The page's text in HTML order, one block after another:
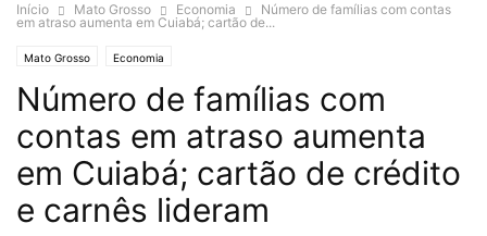
Início Mato Grosso Economia
Número de famílias com contas
em atraso aumenta em Cuiabá; cartão de...
Mato Grosso Economia
Número de famílias com
contas em atraso aumenta
em Cuiabá; cartão de crédito
e carnês lideram